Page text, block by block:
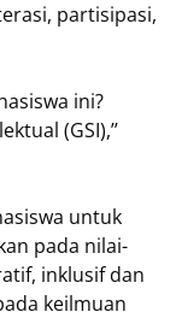
partisipasi,
ini?
(GSI),’’
untuk
pada nilai-
inklusif dan
keilmuan